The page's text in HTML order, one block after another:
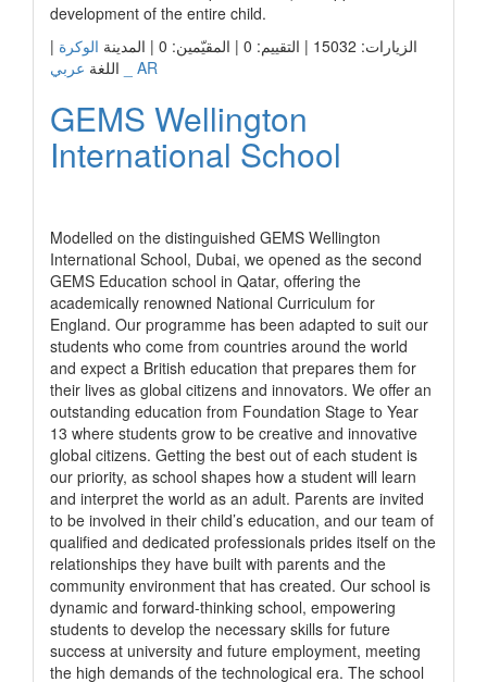
development of the entire child.
الزيارات: 15032 | التقييم: 0 | المقيّمين: 0 | المدينة
الوكرة |
اللغة عربي _ AR
GEMS Wellington
International School
Modelled on the distinguished GEMS Wellington
International School, Dubai, we opened as the second
GEMS Education school in Qatar, offering the
academically renowned National Curriculum for
England. Our programme has been adapted to suit our
students who come from countries around the world
and expect a British education that prepares them for
their lives as global citizens and innovators. We offer an
outstanding education from Foundation Stage to Year
13 where students grow to be creative and innovative
global citizens. Getting the best out of each student is
our priority, as school shapes how a student will learn
and interpret the world as an adult. Parents are invited
to be involved in their child’s education, and our team of
qualified and dedicated professionals prides itself on the
relationships they have built with parents and the
community environment that has created. Our school is
dynamic and forward-thinking school, empowering
students to develop the necessary skills for future
success at university and future employment, meeting
the high demands of the technological era. The school